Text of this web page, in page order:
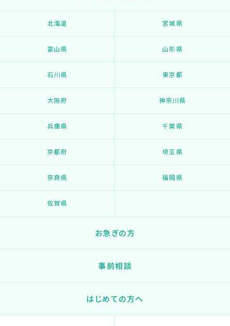
北海道 宮城県
富山県 山形県
石川県 東京都
大阪府 神奈川県
兵庫県 千葉県
京都府 埼玉県
奈良県 福岡県
佐賀県
お急ぎの方
事前相談
はじめての方へ